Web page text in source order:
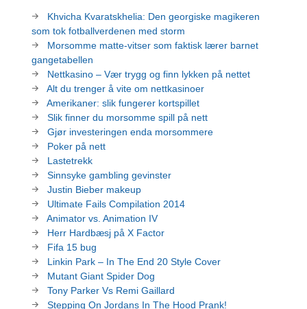
Khvicha Kvaratskhelia: Den georgiske magikeren
som tok fotballverdenen med storm
Morsomme matte-vitser som faktisk lærer barnet
gangetabellen
Nettkasino – Vær trygg og finn lykken på nettet
Alt du trenger å vite om nettkasinoer
Amerikaner: slik fungerer kortspillet
Slik finner du morsomme spill på nett
Gjør investeringen enda morsommere
Poker på nett
Lastetrekk
Sinnsyke gambling gevinster
Justin Bieber makeup
Ultimate Fails Compilation 2014
Animator vs. Animation IV
Herr Hardbæsj på X Factor
Fifa 15 bug
Linkin Park – In The End 20 Style Cover
Mutant Giant Spider Dog
Tony Parker Vs Remi Gaillard
Stepping On Jordans In The Hood Prank!